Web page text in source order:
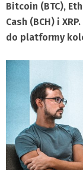
Bitcoin (BTC),
Cash (BCH) i
do platformy